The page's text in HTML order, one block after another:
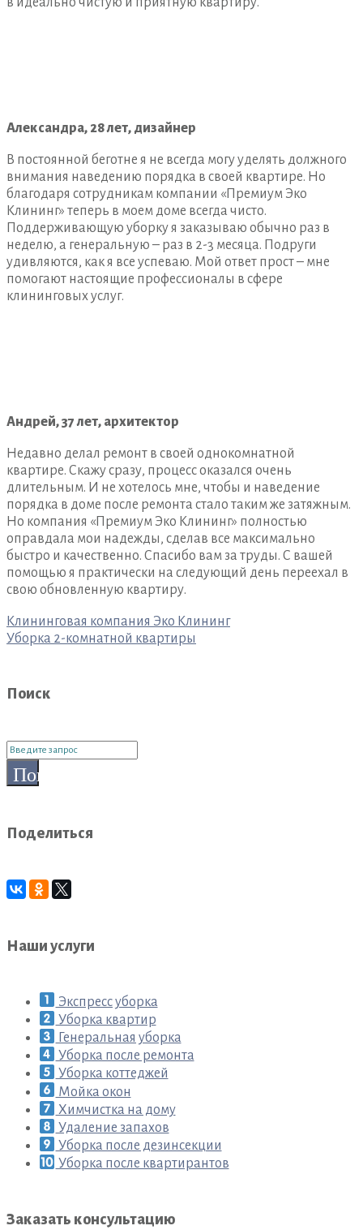
Александра, 28 лет, дизайнер
В постоянной беготне я не всегда могу уделять должного
внимания наведению порядка в своей квартире. Но
благодаря сотрудникам компании «Премиум Эко
Клининг» теперь в моем доме всегда чисто.
Поддерживающую уборку я заказываю обычно раз в
неделю, а генеральную – раз в 2-3 месяца. Подруги
удивляются, как я все успеваю. Мой ответ прост – мне
помогают настоящие профессионалы в сфере
клининговых услуг.
Андрей, 37 лет, архитектор
Недавно делал ремонт в своей однокомнатной
квартире. Скажу сразу, процесс оказался очень
длительным. И не хотелось мне, чтобы и наведение
порядка в доме после ремонта стало таким же затяжным.
Но компания «Премиум Эко Клининг» полностью
оправдала мои надежды, сделав все максимально
быстро и качественно. Спасибо вам за труды. С вашей
помощью я практически на следующий день переехал в
свою обновленную квартиру.
Навигация
по
Клининговая компания Эко Клининг
Уборка 2-комнатной квартиры
Поиск
Поиск
для:
Поиск
Поделиться
Наши услуги
Экспресс уборка
Уборка квартир
Генеральная уборка
Уборка после ремонта
Уборка коттеджей
Мойка окон
Химчистка на дому
Удаление запахов
Уборка после дезинсекции
Уборка после квартирантов
Заказать консультацию